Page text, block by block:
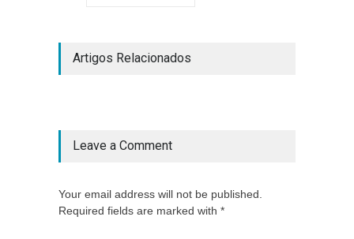
Artigos Relacionados
Leave a Comment
Your email address will not be published.
Required fields are marked with *